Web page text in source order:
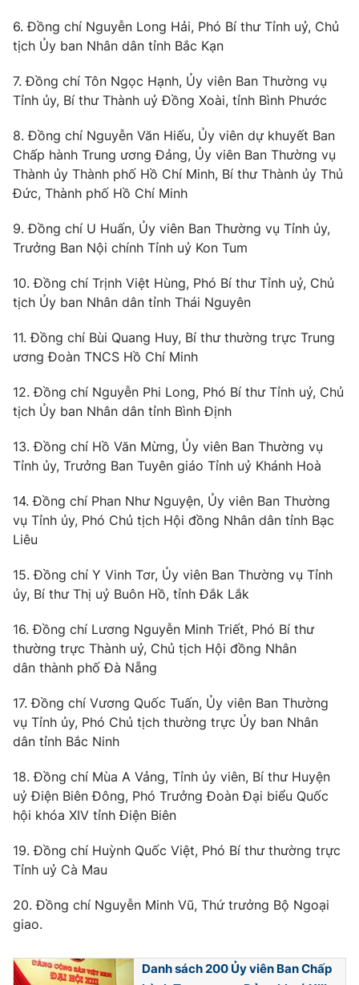
Emagazine Podcast
Photo Infographic
Video Shorts video
VTV Money VTV Thể thao
VTV Sức khoẻ Bất động sản
Thị trường 24h Tấm lòng Việt
VTV9
Liên hệ tòa soạn English
THỜI BÁO VTV
Theo dõi báo trên
Cơ quan chủ quản: Đài Truyền hình Việt Nam
Cơ quan báo chí:Thời báo VTV
Giấy phép hoạt động báo in và báo điện tử số 483/GP-BTTTT
Tổng Biên tập:Vũ Thanh Thủy
Phó Tổng Biên tập:Nguyễn Thị Mỹ Hạnh, Phạm Quốc Thắng,
Nguyễn Trọng Ninh
Ðiện thoại Thời báo VTV: 024.66 897 897
Email:toasoan@vtv.vn
6. Đồng chí Nguyễn Long Hải, Phó Bí thư Tỉnh uỷ, Chủ
tịch Ủy ban Nhân dân tỉnh Bắc Kạn
7. Đồng chí Tôn Ngọc Hạnh, Ủy viên Ban Thường vụ
Tỉnh ủy, Bí thư Thành uỷ Đồng Xoài, tỉnh Bình Phước
8. Đồng chí Nguyễn Văn Hiếu, Ủy viên dự khuyết Ban
Chấp hành Trung ương Đảng, Ủy viên Ban Thường vụ
Thành ủy Thành phố Hồ Chí Minh, Bí thư Thành ủy Thủ
Đức, Thành phố Hồ Chí Minh
9. Đồng chí U Huấn, Ủy viên Ban Thường vụ Tỉnh ủy,
Trưởng Ban Nội chính Tỉnh uỷ Kon Tum
10. Đồng chí Trịnh Việt Hùng, Phó Bí thư Tỉnh uỷ, Chủ
tịch Ủy ban Nhân dân tỉnh Thái Nguyên
11. Đồng chí Bùi Quang Huy, Bí thư thường trực Trung
ương Đoàn TNCS Hồ Chí Minh
12. Đồng chí Nguyễn Phi Long, Phó Bí thư Tỉnh uỷ, Chủ
tịch Ủy ban Nhân dân tỉnh Bình Định
13. Đồng chí Hồ Văn Mừng, Ủy viên Ban Thường vụ
Tỉnh ủy, Trưởng Ban Tuyên giáo Tỉnh uỷ Khánh Hoà
14. Đồng chí Phan Như Nguyện, Ủy viên Ban Thường
vụ Tỉnh ủy, Phó Chủ tịch Hội đồng Nhân dân tỉnh Bạc
Liêu
15. Đồng chí Y Vinh Tơr, Ủy viên Ban Thường vụ Tỉnh
ủy, Bí thư Thị uỷ Buôn Hồ, tỉnh Đắk Lắk
16. Đồng chí Lương Nguyễn Minh Triết, Phó Bí thư
thường trực Thành uỷ, Chủ tịch Hội đồng Nhân
dân thành phố Đà Nẵng
17. Đồng chí Vương Quốc Tuấn, Ủy viên Ban Thường
vụ Tỉnh ủy, Phó Chủ tịch thường trực Ủy ban Nhân
dân tỉnh Bắc Ninh
18. Đồng chí Mùa A Vảng, Tỉnh ủy viên, Bí thư Huyện
uỷ Điện Biên Đông, Phó Trưởng Đoàn Đại biểu Quốc
hội khóa XIV tỉnh Điện Biên
19. Đồng chí Huỳnh Quốc Việt, Phó Bí thư thường trực
Tỉnh uỷ Cà Mau
20. Đồng chí Nguyễn Minh Vũ, Thứ trưởng Bộ Ngoại
giao.
Danh sách 200 Ủy viên Ban Chấp